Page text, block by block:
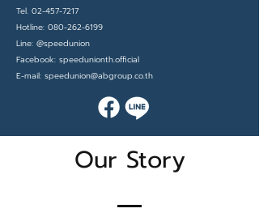
Tel. 02-457-7217
Hotline: 080-262-6199
Line: @speedunion​
Facebook: speedunionth.official
E-mail: speedunion@abgroup.co.th
Our Story